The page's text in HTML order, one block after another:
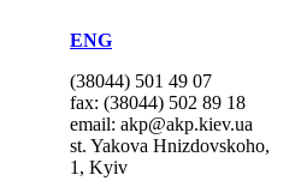
ENG
(38044) 501 49 07
fax: (38044) 502 89 18
email: akp@akp.kiev.ua
st. Yakova Hnizdovskoho,
1, Kyiv